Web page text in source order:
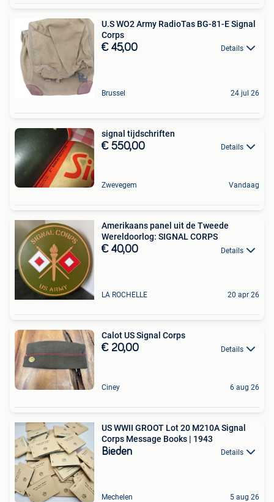
U.S WO2 Army RadioTas BG-81-E Signal
Corps
€ 45,00 Details
Brussel 24 jul 26
signal tijdschriften
€ 550,00 Details
Zwevegem Vandaag
Amerikaans panel uit de Tweede
Wereldoorlog: SIGNAL CORPS
€ 40,00 Details
LA ROCHELLE 20 apr 26
Calot US Signal Corps
€ 20,00 Details
Ciney 6 aug 26
US WWII GROOT Lot 20 M210A Signal
Corps Message Books | 1943
Bieden Details
Mechelen 5 aug 26